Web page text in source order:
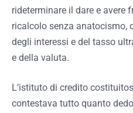
rideterminare il dare e avere
ricalcolo senza anatocismo,
degli interessi e del tasso
e della valuta.
L’istituto di credito
contestava tutto quanto